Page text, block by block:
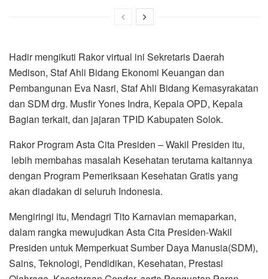
Hadir mengikuti Rakor virtual ini Sekretaris Daerah
Medison, Staf Ahli Bidang Ekonomi Keuangan dan
Pembangunan Eva Nasri, Staf Ahli Bidang Kemasyrakatan
dan SDM drg. Musfir Yones Indra, Kepala OPD, Kepala
Bagian terkait, dan jajaran TPID Kabupaten Solok.
Rakor Program Asta Cita Presiden – Wakil Presiden itu,
lebih membahas masalah Kesehatan terutama kaitannya
dengan Program Pemeriksaan Kesehatan Gratis yang
akan diadakan di seluruh Indonesia.
Mengiringi itu, Mendagri Tito Karnavian memaparkan,
dalam rangka mewujudkan Asta Cita Presiden-Wakil
Presiden untuk Memperkuat Sumber Daya Manusia(SDM),
Sains, Teknologi, Pendidikan, Kesehatan, Prestasi